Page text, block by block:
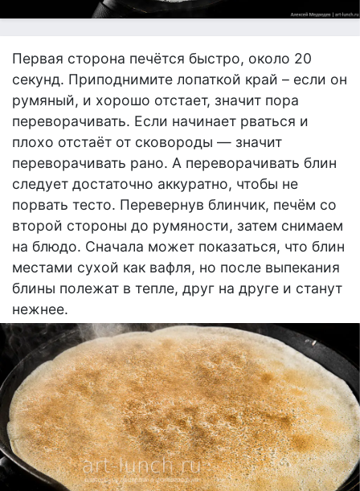
Первая сторона печётся быстро, около 20
секунд. Приподнимите лопаткой край – если он
румяный, и хорошо отстает, значит пора
переворачивать. Если начинает рваться и
плохо отстаёт от сковороды — значит
переворачивать рано. А переворачивать блин
следует достаточно аккуратно, чтобы не
порвать тесто. Перевернув блинчик, печём со
второй стороны до румяности, затем снимаем
на блюдо. Сначала может показаться, что блин
местами сухой как вафля, но после выпекания
блины полежат в тепле, друг на друге и станут
нежнее.